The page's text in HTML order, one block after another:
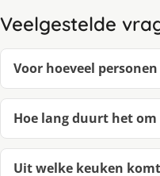
Veelgestelde
Voor hoeveel
Hoe lang duurt het
Uit welke keuken